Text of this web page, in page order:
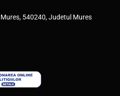
540240, Judetul Mures